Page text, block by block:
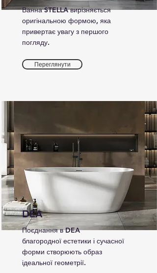
Ванна STELLA вирізняється
оригінальною формою, яка
привертає увагу з першого
погляду.
Переглянути
DEA
Поєднання в DEA
благородної естетики і сучасної
форми створюють образ
ідеальної геометрії.